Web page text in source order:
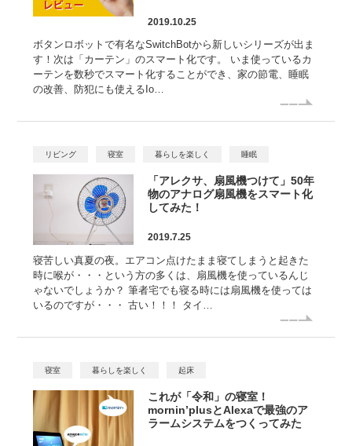
2019.10.25
ボタンロボットで有名なSwitchBotから新しいシリーズが出ま
す！次は「カーテン」のスマート化です。 いま使っているカ
ーテンを数秒でスマート化することができ、家の節電、睡眠
の改善、防犯にも使えるIo…
リビング 寝室 暮らしを楽しく 睡眠
「アレクサ、扇風機つけて」50年
物のアナログ扇風機をスマート化
してみた！
2019.7.25
寝苦しい真夏の夜。エアコン点けたまま寝てしまうと起きた
時に喉が・・・という方の多くは、扇風機を使っているんじ
ゃないでしょうか？ 筆者宅でも寝る時には扇風機を使っては
いるのですが・・・ 古い！！！ タイ…
寝室 暮らしを楽しく 起床
これが「令和」の寝室！
mornin’plusとAlexaで最強のア
ラームシステムをつくってみた